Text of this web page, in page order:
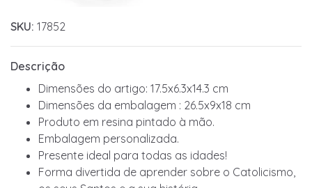
SKU: 17852
Descrição
Dimensões do artigo: 17.5x6.3x14.3 cm
Dimensões da embalagem : 26.5x9x18 cm
Produto em resina pintado à mão.
Embalagem personalizada.
Presente ideal para todas as idades!
Forma divertida de aprender sobre o Catolicismo,